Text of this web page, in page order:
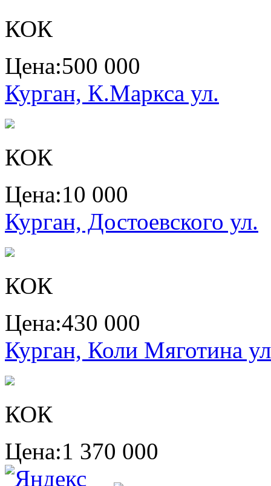
КОК
Цена:500 000
Курган, К.Маркса ул.
КОК
Цена:10 000
Курган, Достоевского ул.
КОК
Цена:430 000
Курган, Коли Мяготина
КОК
Цена:1 370 000